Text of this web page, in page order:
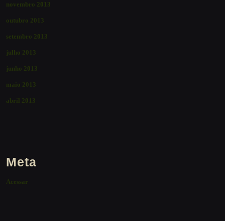
novembro 2013
outubro 2013
setembro 2013
julho 2013
junho 2013
maio 2013
abril 2013
Meta
Acessar